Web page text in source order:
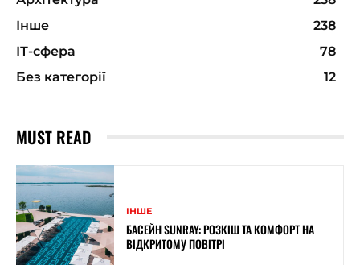
Інше
238
ІТ-сфера
78
Без категорії
12
MUST READ
ІНШЕ
БАСЕЙН SUNRAY: РОЗКІШ ТА КОМФОРТ НА
ВІДКРИТОМУ ПОВІТРІ